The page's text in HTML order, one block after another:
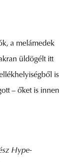
a melámedek
üldögélt itt
is
– őket is innen
Hype-